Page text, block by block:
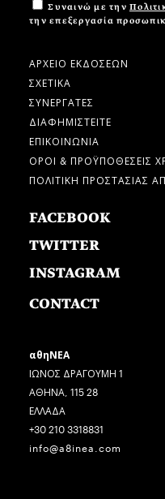
Συναινώ με την
την επεξεργασία
ΑΡΧΕΙΟ ΕΚΔΟΣΕΩΝ
ΣΧΕΤΙΚΑ
ΣΥΝΕΡΓΑΤΕΣ
ΔΙΑΦΗΜΙΣΤΕΙΤΕ
ΕΠΙΚΟΙΝΩΝΙΑ
ΟΡΟΙ & ΠΡΟΫΠΟΘΕΣΕΙΣ
ΠΟΛΙΤΙΚΗ ΠΡΟΣΤΑΣΙΑΣ
FACEBOOK
TWITTER
INSTAGRAM
CONTACT
αθηΝΕΑ
ΙΩΝΟΣ ΔΡΑΓΟΥΜΗ 1
ΑΘΗΝΑ, 115 28
ΕΛΛΑΔΑ
+30 210 3318831
info@a8inea.com